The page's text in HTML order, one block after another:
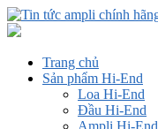
Trang chủ
Sản phẩm Hi-End
Loa Hi-End
Đầu Hi-End
Ampli Hi-End